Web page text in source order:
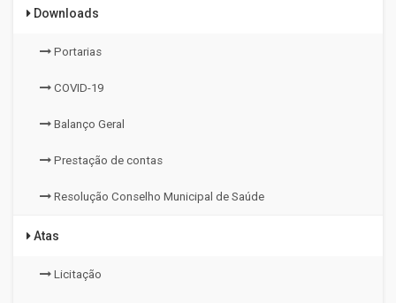
Downloads
Portarias
COVID-19
Balanço Geral
Prestação de contas
Resolução Conselho Municipal de Saúde
Atas
Licitação